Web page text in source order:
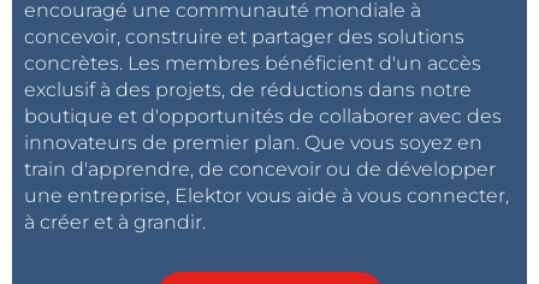
encouragé une communauté mondiale à
concevoir, construire et partager des solutions
concrètes. Les membres bénéficient d'un accès
exclusif à des projets, de réductions dans notre
boutique et d'opportunités de collaborer avec des
innovateurs de premier plan. Que vous soyez en
train d'apprendre, de concevoir ou de développer
une entreprise, Elektor vous aide à vous connecter,
à créer et à grandir.